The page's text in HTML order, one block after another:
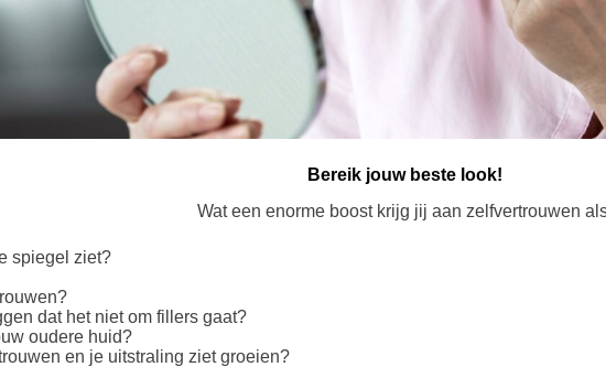
Bereik jouw beste look!
Wat een enorme boost krijg jij aan zelfvertrouwen
spiegel ziet?
dat het niet om fillers gaat?
oudere huid?
en je uitstraling ziet groeien?